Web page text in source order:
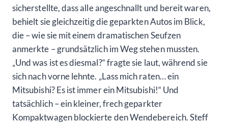
sicherstellte, dass alle angeschnallt und bereit waren,
behielt sie gleichzeitig die geparkten Autos im Blick,
die – wie sie mit einem dramatischen Seufzen
anmerkte – grundsätzlich im Weg stehen mussten.
„Und was ist es diesmal?“ fragte sie laut, während sie
sich nach vorne lehnte. „Lass mich raten… ein
Mitsubishi? Es ist immer ein Mitsubishi!“ Und
tatsächlich – ein kleiner, frech geparkter
Kompaktwagen blockierte den Wendebereich. Steff